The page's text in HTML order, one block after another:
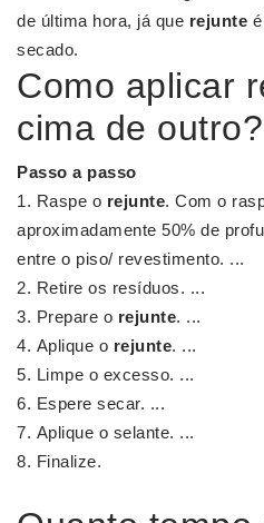
de última hora, já que rejunte
secado.
Como aplicar
cima de outro?
Passo a passo
Raspe o rejunte. Com o
aproximadamente 50% de
entre o piso/ revestimento. ...
Retire os resíduos. ...
Prepare o rejunte. ...
Aplique o rejunte. ...
Limpe o excesso. ...
Espere secar. ...
Aplique o selante. ...
Finalize.